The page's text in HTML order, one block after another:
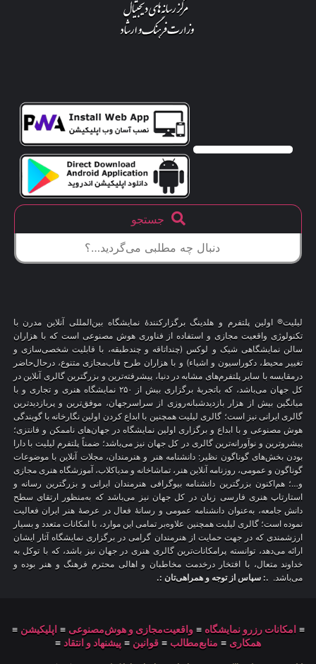
جستجو
لیلیت® اولین پلتفرم و هلدینگ برگزارکنندهٔ نمایشگاه بین‌المللی آنلاین مدرن با
تکنولوژی واقعیت مجازی و استفاده از فناوری هوش مصنوعی است که با هزاران
سالن نمایشگاهی شیک و لوکس (چنداتاقه و چندطبقه، با قابلیت شخصی‌سازی و
تغییر محیط، دکوراسیون و اشیاء) و با هزاران طرح قاب‌مجازی متنوع، درحال‌حاضر
درمقایسه با سایر پلتفرم‌های مشابه در دنیا، پیشرفته‌ترین و بزرگترین گالری آنلاین در
کل جهان می‌باشد، که باتجربهٔ برگزاری بیش از ۲۵۰ نمایشگاه هنری و تجاری و با
میانگین بیش از هزار بازدیدشبانه‌روزی از سراسرجهان، موفق‌ترین و پربازدیدترین
گالری ایرانی نیز است؛ گالری لیلیت همچنین با ابداع کردن اولین نگارخانه با گویندگی
هوش مصنوعی و با ابداع و برگزاری اولین نمایشگاه در جهان‌های ناممکن و فانتزی؛
پیشروترین و نوآورانه‌ترین گالری در کل جهان نیز می‌باشد؛ ضمناً پلتفرم لیلیت با دارا
بودن بخش‌های گوناگون نظیر: دانشنامه هنر و هنرمندان، مجلات آنلاین با موضوعات
گوناگون و عمومی، روزنامه آنلاین هنر، تماشاخانه و مدیاکلاب، آموزشگاه هنری مجازی
و…؛ هم‌اکنون بزرگترین دانشنامه بیوگرافی هنرمندان ایرانی و بزرگترین رسانه و
استارتاپ هنری فارسی زبان در کل جهان نیز می‌باشد که به‌منظور ارتقای سطح
دانش جامعه، به‌عنوان دانشنامه عمومی و رسانهٔ فعال در عرصهٔ هنر ایران فعالیت
نموده است؛ گالری لیلیت همچنین علاوه‌بر تمامی این موارد، با امکانات متعدد و بسیار
ارزشمندی که در جهت حمایت از هنرمندان گرامی در برگزاری نمایشگاه آثار ایشان
ارائه می‌دهد، توانسته پرامکانات‌ترین گالری هنری در جهان نیز باشد، که با توکل به
خداوند متعال، با افتخار درخدمت مخاطبان و اهالی محترم فرهنگ و هنر بوده و
می‌باشد. .: سپاس از توجه و همراهی‌تان :.
≡ امکانات رزرو نمایشگاه ≡واقعیت‌مجازی و هوش‌مصنوعی ≡ اپلیکیشن ≡
همکاری ≡ منابع‌مطالب ≡ قوانین ≡ پیشنهاد و انتقاد ≡